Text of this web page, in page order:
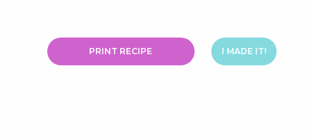
PRINT RECIPE I MADE IT!